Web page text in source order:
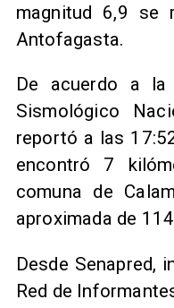
magnitud 6,9 se
Antofagasta.
De acuerdo a la
Sismológico
reportó a las
encontró 7
comuna de
aproximada de
Desde Senapred,
Red de